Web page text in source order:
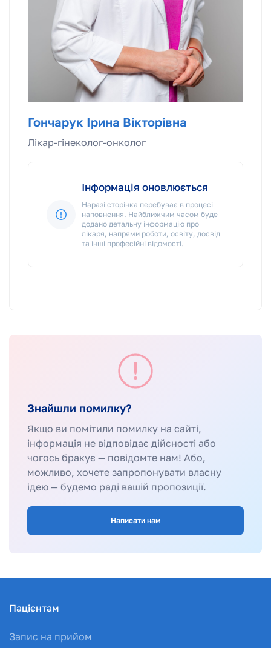
Гончарук Ірина Вікторівна
Лікар-гінеколог-онколог
Інформація оновлюється
Наразі сторінка перебуває в процесі
наповнення. Найближчим часом буде
додано детальну інформацію про
лікаря, напрями роботи, освіту, досвід
та інші професійні відомості.
Знайшли помилку?
Якщо ви помітили помилку на сайті,
інформація не відповідає дійсності або
чогось бракує — повідомте нам! Або,
можливо, хочете запропонувати власну
ідею — будемо раді вашій пропозиції.
Написати нам
Пацієнтам
Запис на прийом